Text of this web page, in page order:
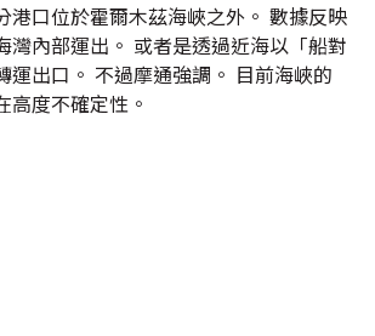
港口位於霍爾木茲海峽之外。 數據反映
灣內部運出。 或者是透過近海以「船對
運出口。 不過摩通強調。 目前海峽的
高度不確定性。